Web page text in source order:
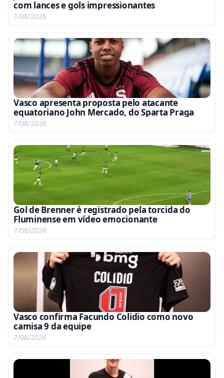
com lances e gols impressionantes
7/08/2026
Vasco apresenta proposta pelo atacante
equatoriano John Mercado, do Sparta Praga
7/08/2026
Gol de Brenner é registrado pela torcida do
Fluminense em vídeo emocionante
7/08/2026
Vasco confirma Facundo Colidio como novo
camisa 9 da equipe
7/08/2026